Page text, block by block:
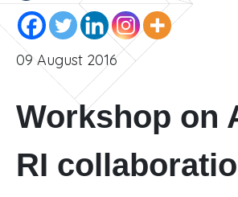
09 August 2016
Workshop on
RI